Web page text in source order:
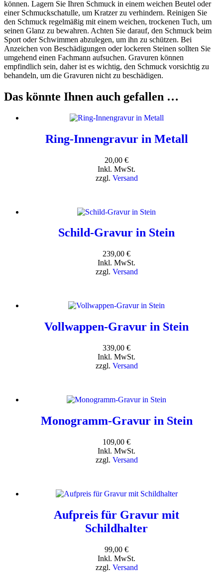
können. Lagern Sie Ihren Schmuck in einem weichen Beutel oder
einer Schmuckschatulle, um Kratzer zu verhindern. Reinigen Sie
den Schmuck regelmäßig mit einem weichen, trockenen Tuch, um
seinen Glanz zu bewahren. Achten Sie darauf, den Schmuck beim
Sport oder Schwimmen abzulegen, um ihn zu schützen. Bei
Anzeichen von Beschädigungen oder lockeren Steinen sollten Sie
umgehend einen Fachmann aufsuchen. Gravuren können
empfindlich sein, daher ist es wichtig, den Schmuck vorsichtig zu
behandeln, um die Gravuren nicht zu beschädigen.
Das könnte Ihnen auch gefallen …
Ring-Innengravur in Metall
20,00 €
Inkl. MwSt.
zzgl. Versand
Schild-Gravur in Stein
239,00 €
Inkl. MwSt.
zzgl. Versand
Vollwappen-Gravur in Stein
339,00 €
Inkl. MwSt.
zzgl. Versand
Monogramm-Gravur in Stein
109,00 €
Inkl. MwSt.
zzgl. Versand
Aufpreis für Gravur mit
Schildhalter
99,00 €
Inkl. MwSt.
zzgl. Versand